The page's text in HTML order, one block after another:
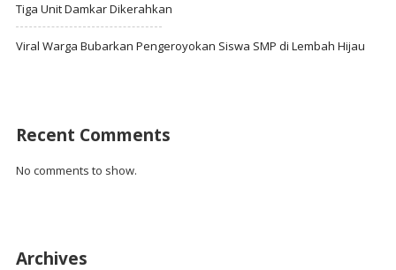
Tiga Unit Damkar Dikerahkan
Viral Warga Bubarkan Pengeroyokan Siswa SMP di Lembah Hijau
Recent Comments
No comments to show.
Archives